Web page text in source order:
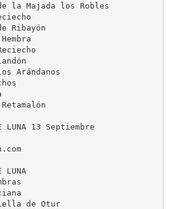
la Majada los Robles
Ribayón
Arándanos
LUNA 13 Septiembre
LUNA
de Otur